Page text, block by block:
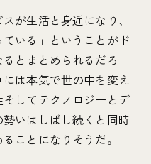
が生活と身近になり、
いる」ということがド
とまとめられるだろ
は本気で世の中を変え
してテクノロジーとデ
いはしばし続くと同時
ことになりそうだ。